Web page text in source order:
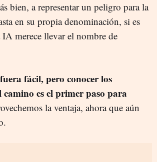
bien, a representar un peligro para la
en su propia denominación, si es
IA merece llevar el nombre de
fácil, pero conocer los
camino es el primer paso para
la ventaja, ahora que aún